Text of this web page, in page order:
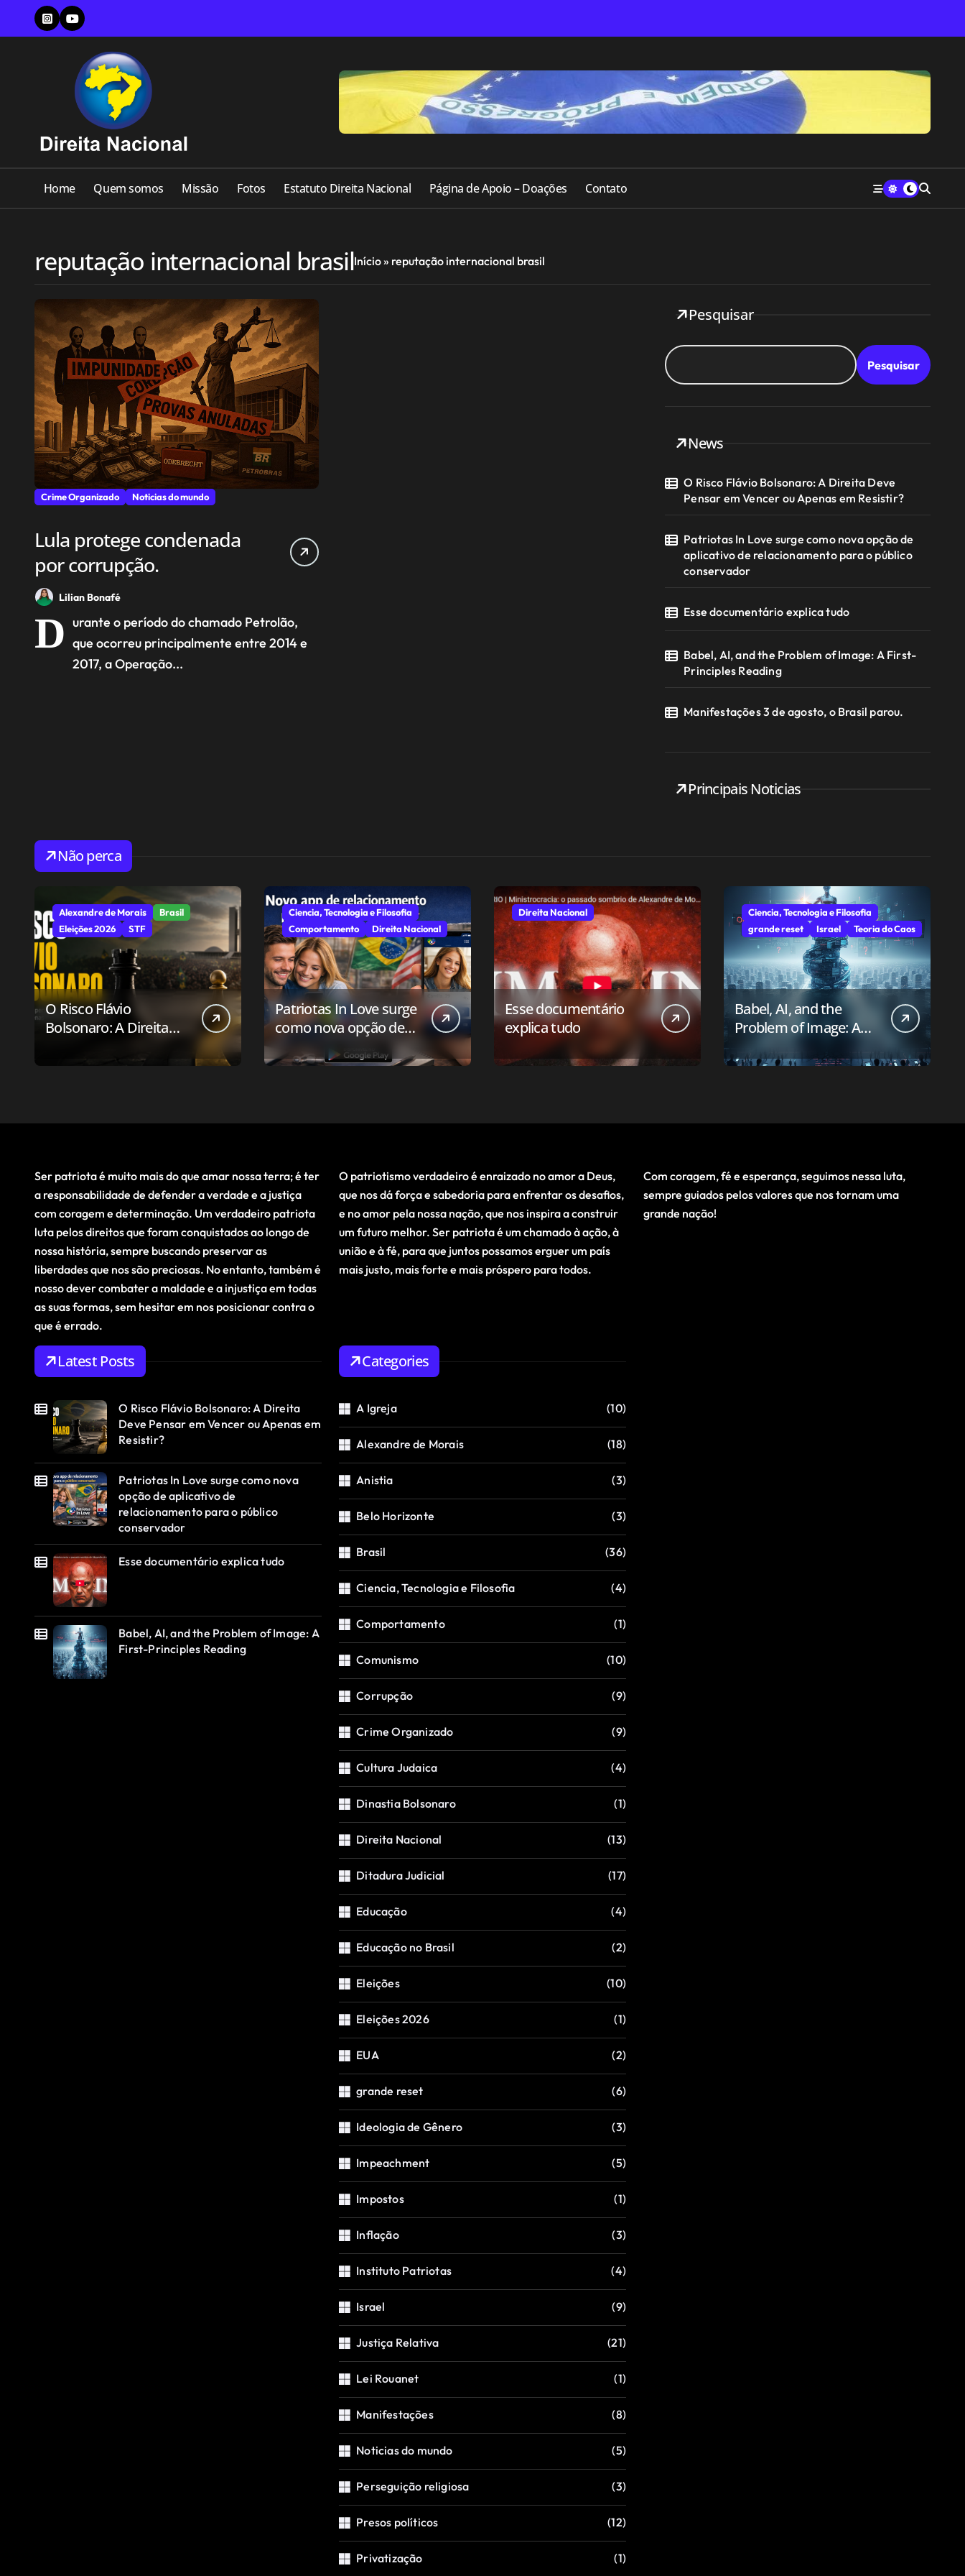
content
Home Quem somos Missão Fotos Estatuto Direita Nacional Página de Apoio – Doações Contato
reputação internacional brasilInício» reputação internacional brasil
Crime Organizado Noticias do mundo
Lula protege condenada
por corrupção.
Lilian Bonafé
D urante o período do chamado Petrolão,
que ocorreu principalmente entre 2014 e
2017, a Operação...
Pesquisar
Pesquisar
News
O Risco Flávio Bolsonaro: A Direita Deve
Pensar em Vencer ou Apenas em Resistir?
Patriotas In Love surge como nova opção de
aplicativo de relacionamento para o público
conservador
Esse documentário explica tudo
Babel, AI, and the Problem of Image: A First-
Principles Reading
Manifestações 3 de agosto, o Brasil parou.
Principais Noticias
Não perca
Alexandre de Morais
Brasil
Eleições 2026
STF
O Risco Flávio
Bolsonaro: A Direita
Vencer ou Apenas em
Ciencia, Tecnologia e Filosofia
Comportamento
Direita Nacional
Patriotas In Love surge
como nova opção de
aplicativo de
relacionamento para o
Direita Nacional
Esse documentário
explica tudo
Ciencia, Tecnologia e Filosofia
grande reset
Israel Teoria do Caos
Babel, AI, and the
Problem of Image: A
Ser patriota é muito mais do que amar nossa terra; é ter
a responsabilidade de defender a verdade e a justiça
com coragem e determinação. Um verdadeiro patriota
luta pelos direitos que foram conquistados ao longo de
nossa história, sempre buscando preservar as
liberdades que nos são preciosas. No entanto, também é
nosso dever combater a maldade e a injustiça em todas
as suas formas, sem hesitar em nos posicionar contra o
que é errado.
O patriotismo verdadeiro é enraizado no amor a Deus,
que nos dá força e sabedoria para enfrentar os desafios,
e no amor pela nossa nação, que nos inspira a construir
um futuro melhor. Ser patriota é um chamado à ação, à
união e à fé, para que juntos possamos erguer um país
mais justo, mais forte e mais próspero para todos.
Com coragem, fé e esperança, seguimos nessa luta,
sempre guiados pelos valores que nos tornam uma
grande nação!
Latest Posts
O Risco Flávio Bolsonaro: A Direita
Deve Pensar em Vencer ou Apenas em
Resistir?
Patriotas In Love surge como nova
opção de aplicativo de
relacionamento para o público
conservador
Esse documentário explica tudo
Babel, AI, and the Problem of Image: A
First-Principles Reading
Categories
A Igreja (10)
Alexandre de Morais (18)
Anistia (3)
Belo Horizonte (3)
Brasil (36)
Ciencia, Tecnologia e Filosofia (4)
Comportamento (1)
Comunismo (10)
Corrupção (9)
Crime Organizado (9)
Cultura Judaica (4)
Dinastia Bolsonaro (1)
Direita Nacional (13)
Ditadura Judicial (17)
Educação (4)
Educação no Brasil (2)
Eleições (10)
Eleições 2026 (1)
EUA (2)
grande reset (6)
Ideologia de Gênero (3)
Impeachment (5)
Impostos (1)
Inflação (3)
Instituto Patriotas (4)
Israel (9)
Justiça Relativa (21)
Lei Rouanet (1)
Manifestações (8)
Noticias do mundo (5)
Perseguição religiosa (3)
Presos políticos (12)
Privatização (1)